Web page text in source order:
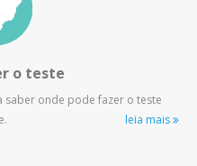
o teste
saber onde pode fazer o teste
leia mais